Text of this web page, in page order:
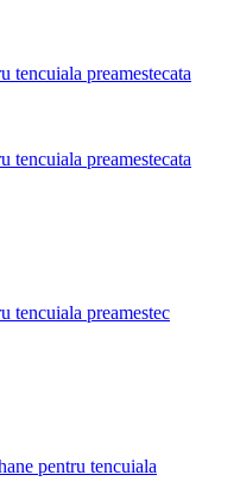
preamestecata
preamestecata
tencuiala preamestec
pentru tencuiala